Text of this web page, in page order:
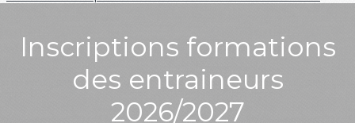
Inscriptions formations
des entraineurs
2026/2027